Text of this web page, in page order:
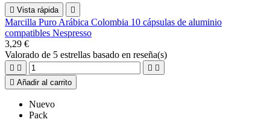
 Vista rápida 
Marcilla Puro Arábica Colombia 10 cápsulas de aluminio
compatibles Nespresso
3,29 €
Valorado de 5 estrellas basado en reseña(s)
   
 Añadir al carrito
Nuevo
Pack